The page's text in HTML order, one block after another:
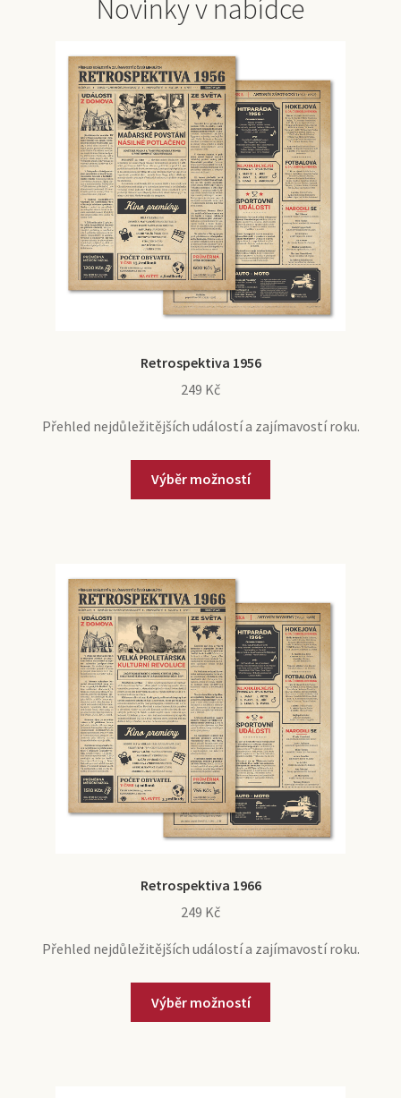
Novinky v nabídce
Retrospektiva 1956
249 Kč
Přehled nejdůležitějších událostí a zajímavostí roku.
Výběr možností
Retrospektiva 1966
249 Kč
Přehled nejdůležitějších událostí a zajímavostí roku.
Výběr možností